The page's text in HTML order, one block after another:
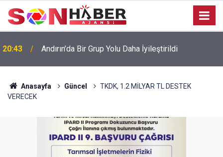
20:43 Andırın’da Bir Grup Yolu Daha İyileştirildi
Anasayfa Güncel
TKDK, 1.2 MİLYAR TL DESTEK
VERECEK